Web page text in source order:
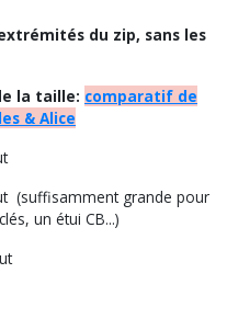
du zip, sans les
la taille: comparatif de
& Alice
(suffisamment grande pour
un étui CB...)